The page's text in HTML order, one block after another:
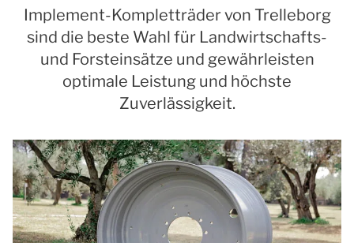
Implement-Kompletträder von Trelleborg
sind die beste Wahl für Landwirtschafts-
und Forsteinsätze und gewährleisten
optimale Leistung und höchste
Zuverlässigkeit.